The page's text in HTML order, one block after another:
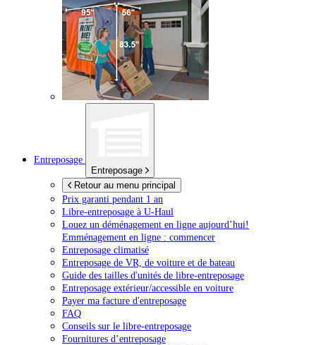
Entreposage
Entreposage
Retour au menu principal
Prix garanti pendant 1 an
Libre-entreposage à U-Haul
Louez un déménagement en ligne aujourd’hui!
Emménagement en ligne : commencer
Entreposage climatisé
Entreposage de VR, de voiture et de bateau
Guide des tailles d'unités de libre-entreposage
Entreposage extérieur/accessible en voiture
Payer ma facture d'entreposage
FAQ
Conseils sur le libre-entreposage
Fournitures d’entreposage